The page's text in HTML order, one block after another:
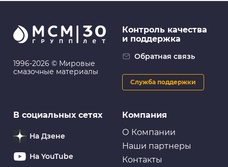
1996-2026 © Мировые
смазочные материалы
Компания
О Компании
Наши партнеры
Контакты
Контроль качества
и поддержка
Обратная связь
Служба поддержки
В социальных сетях
На Дзене
На YouTube